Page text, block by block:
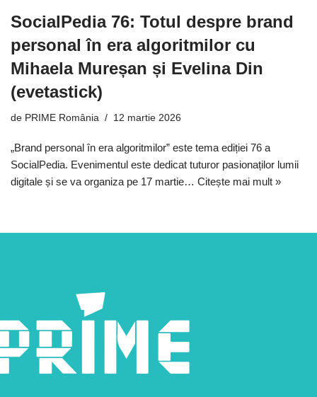
SocialPedia 76: Totul despre brand
personal în era algoritmilor cu
Mihaela Mureșan și Evelina Din
(evetastick)
de PRIME România 12 martie 2026
„Brand personal în era algoritmilor” este tema ediției 76 a
SocialPedia. Evenimentul este dedicat tuturor pasionaților lumii
digitale și se va organiza pe 17 martie… Citește mai mult »